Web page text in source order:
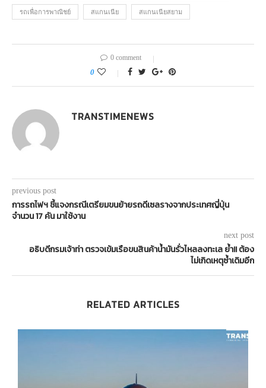
รถเพื่อการพาณิชย์ สแกนเนีย สแกนเนียสยาม
0 comment
0
TRANSTIMENEWS
previous post
การรถไฟฯ ชี้แจงกรณีเตรียมขนย้ายรถดีเซลรางจากประเทศญี่ปุ่น
จำนวน 17 คัน มาใช้งาน
next post
อธิบดีกรมเจ้าท่า ตรวจเข้มเรือขนสินค้าน้ำมันรั่วไหลลงทะเล ย้ำ!! ต้อง
ไม่เกิดเหตุซ้ำเดิมอีก
RELATED ARTICLES